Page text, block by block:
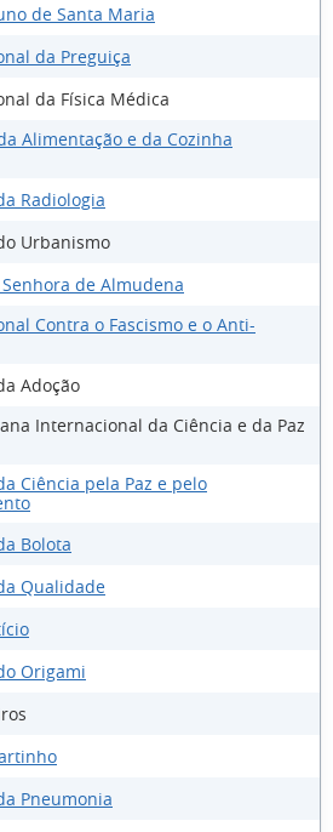
de Santa Maria
da Preguiça
da Física Médica
Alimentação e da Cozinha
Radiologia
Urbanismo
de Almudena
Contra o Fascismo e o Anti-
Adoção
Internacional da Ciência e da Paz
Ciência pela Paz e pelo
Bolota
Qualidade
Origami
Pneumonia